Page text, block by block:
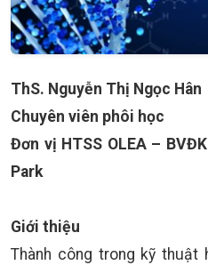
ThS. Nguyễn Thị Ngọc Hân
Chuyên viên phôi học
Đơn vị HTSS OLEA –
Park
Giới thiệu
Thành công trong kỹ